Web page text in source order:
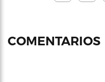
COMENTARIOS